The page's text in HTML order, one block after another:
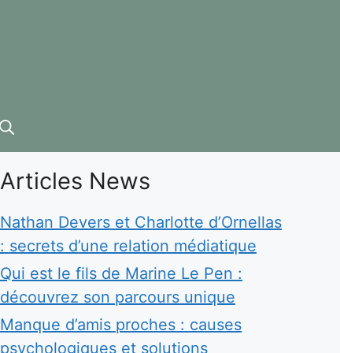
Articles News
Nathan Devers et Charlotte d’Ornellas
: secrets d’une relation médiatique
Qui est le fils de Marine Le Pen :
découvrez son parcours unique
Manque d’amis proches : causes
psychologiques et solutions